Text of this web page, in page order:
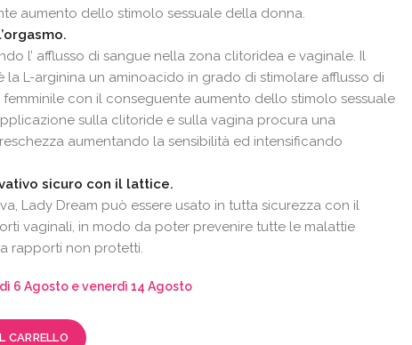
aumento dello stimolo sessuale della donna.
l’ afflusso di sangue nella zona clitoridea e vaginale. Il
la L-arginina un aminoacido in grado di stimolare afflusso di
con il conseguente aumento dello stimolo sessuale
sulla clitoride e sulla vagina procura una
aumentando la sensibilità ed intensificando
sicuro con il lattice.
Lady Dream può essere usato in tutta sicurezza con il
vaginali, in modo da poter prevenire tutte le malattie
rapporti non protetti.
6 Agosto e venerdì 14 Agosto
CARRELLO